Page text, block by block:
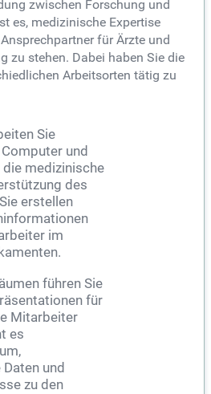
zwischen Forschung und
es, medizinische Expertise
für Ärzte und
zu stehen. Dabei haben Sie die
Arbeitsorten tätig zu
Sie
und
medizinische
des
erstellen
im
führen Sie
für
Mitarbeiter
es
und
zu den